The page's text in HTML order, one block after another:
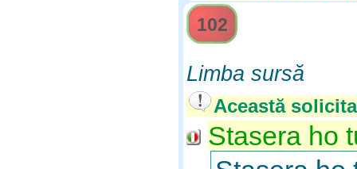
102
Limba sursă
Această
Stasera ho